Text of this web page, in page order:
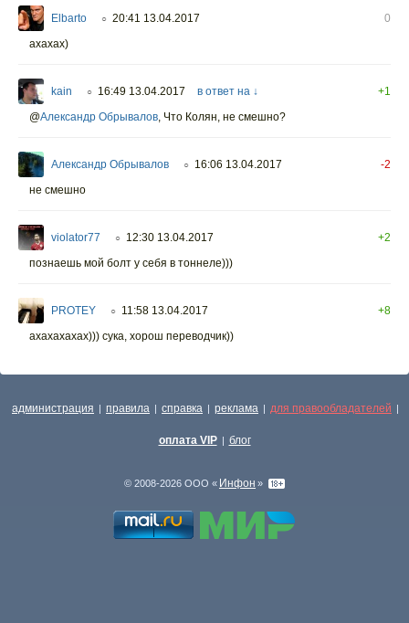
Elbarto ○ 20:41 13.04.2017
0
ахахах)
kain ○ 16:49 13.04.2017 в ответ на ↓
+1
@Александр Обрывалов, Что Колян, не смешно?
Александр Обрывалов ○ 16:06 13.04.2017
-2
не смешно
violator77 ○ 12:30 13.04.2017
+2
познаешь мой болт у себя в тоннеле)))
PROTEY ○ 11:58 13.04.2017
+8
ахахахахах))) сука, хорош переводчик))
администрация | правила | справка | реклама | для правообладателей |
оплата VIP | блог
© 2008-2026 ООО « Инфон »